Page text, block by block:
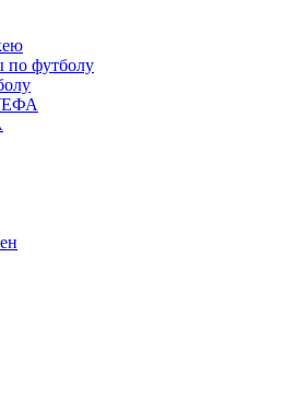
по футболу